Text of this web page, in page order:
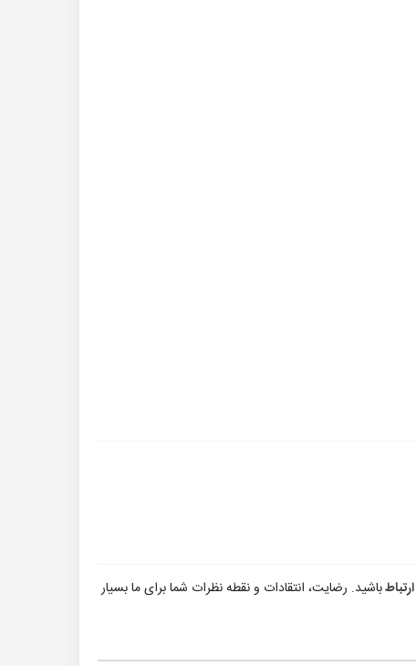
ارتباطباشید. رضایت، انتقادات و نقطه نظرات شما برای ما بسیار